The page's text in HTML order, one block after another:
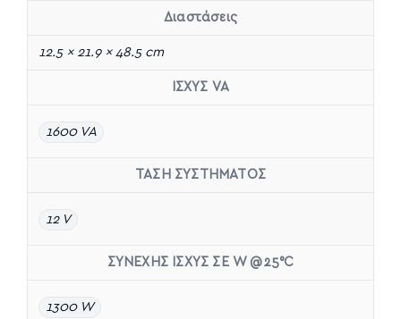
Διαστάσεις
12.5 × 21.9 × 48.5 cm
ΙΣΧΥΣ VA
1600 VA
ΤΑΣΗ ΣΥΣΤΗΜΑΤΟΣ
12 V
ΣΥΝΕΧΗΣ ΙΣΧΥΣ ΣΕ W @25°C
1300 W